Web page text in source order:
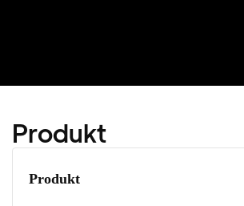
Produkt
Produkt